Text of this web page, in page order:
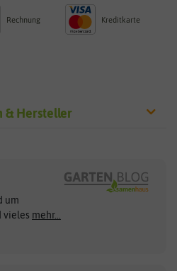
Rechnung Kreditkarte
& Hersteller
Clever Pots
COMPO
um
vieles mehr...